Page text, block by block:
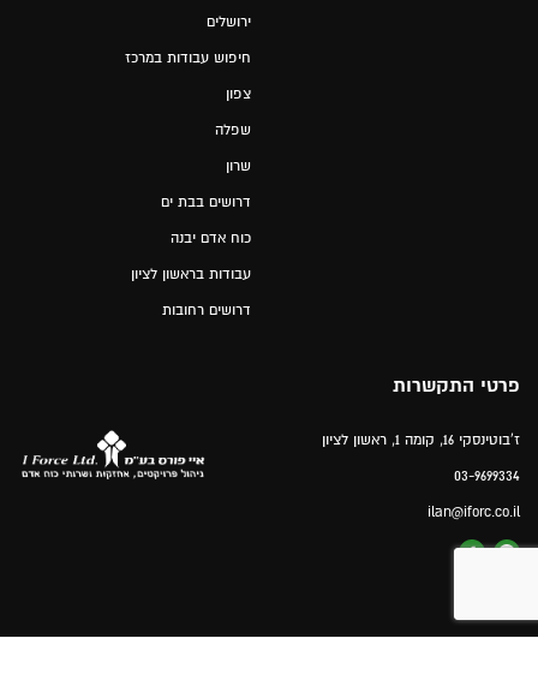
ירושלים
חיפוש עבודות במרכז
צפון
שפלה
שרון
דרושים בבת ים
כוח אדם יבנה
עבודות בראשון לציון
דרושים רחובות
פרטי התקשרות
ז'בוטינסקי 16, קומה 1, ראשון לציון
03-9699334
ilan@iforc.co.il